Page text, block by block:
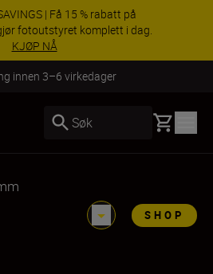
| Få 15 % rabatt på
fotoutstyret komplett i dag.
KJØP NÅ
innen 3–6 virkedager
Søk Basket
SHOP